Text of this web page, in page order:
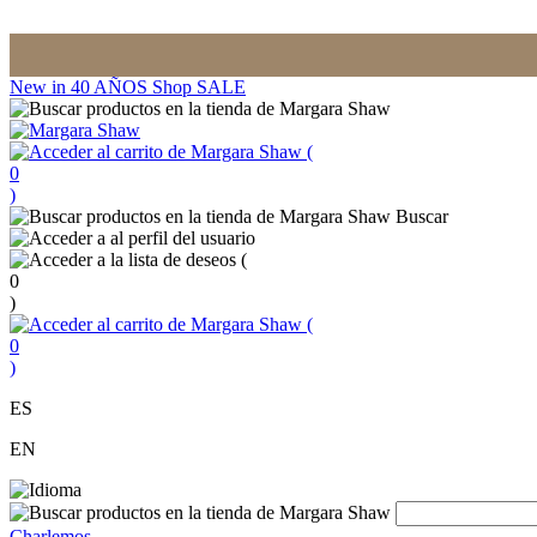
New in 40 AÑOS Shop SALE
(
0
)
Buscar
(
0
)
(
0
)
ES
EN